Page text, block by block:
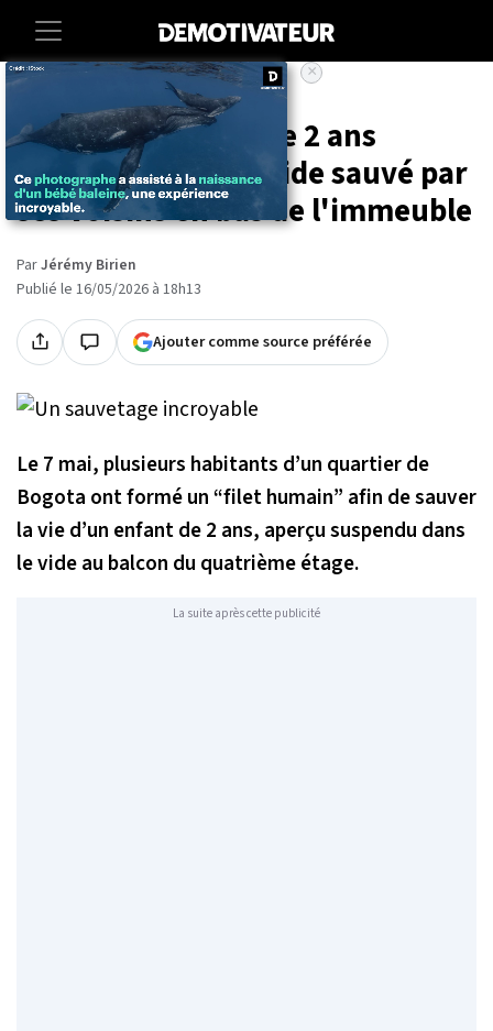
Vidéo : un enfant de 2 ans
suspendu dans le vide sauvé par
ses voisins en bas de l'immeuble
ParJérémy Birien
Publié le 16/05/2026 à 18h13
Ajouter comme source préférée
Le 7 mai, plusieurs habitants d’un quartier de
Bogota ont formé un “filet humain” afin de sauver
la vie d’un enfant de 2 ans, aperçu suspendu dans
le vide au balcon du quatrième étage.
La suite après cette publicité
×